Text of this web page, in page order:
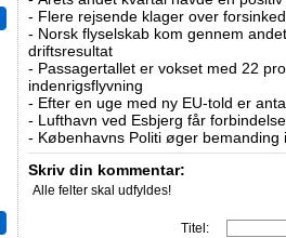
- Flere rejsende klager over
- Norsk flyselskab kom gennem
driftsresultat
- Passagertallet er vokset med 22
indenrigsflyvning
- Efter en uge med ny EU-told er
- Lufthavn ved Esbjerg får
- Københavns Politi øger bemanding
Skriv din kommentar:
Alle felter skal udfyldes!
Titel: